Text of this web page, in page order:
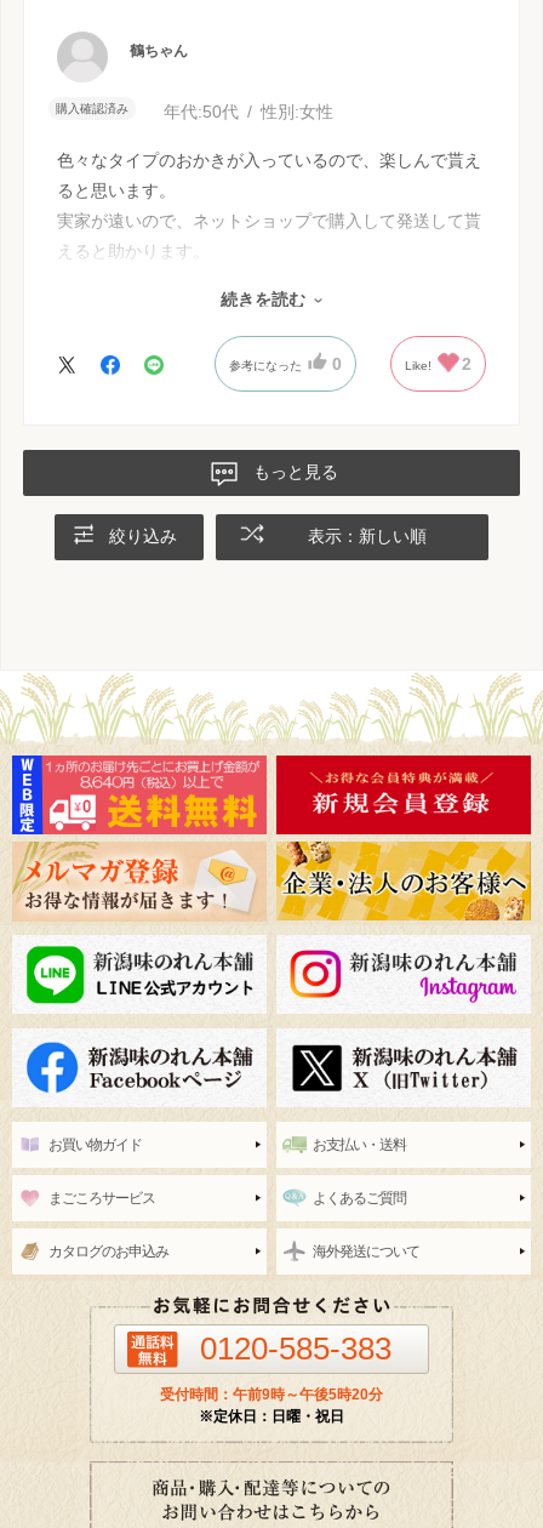
鶴ちゃん
購入確認済み 年代:50代 性別:女性
色々なタイプのおかきが入っているので、楽しんで貰え
ると思います。
実家が遠いので、ネットショップで購入して発送して貰
えると助かります。
続きを読む
参考になった 0 Like! 2
もっと見る
絞り込み 表示：新しい順
お買い物ガイド お支払い・送料
まごころサービス よくあるご質問
カタログのお申込み 海外発送について
0120-585-383
受付時間：午前9時～午後5時20分
※定休日：日曜・祝日